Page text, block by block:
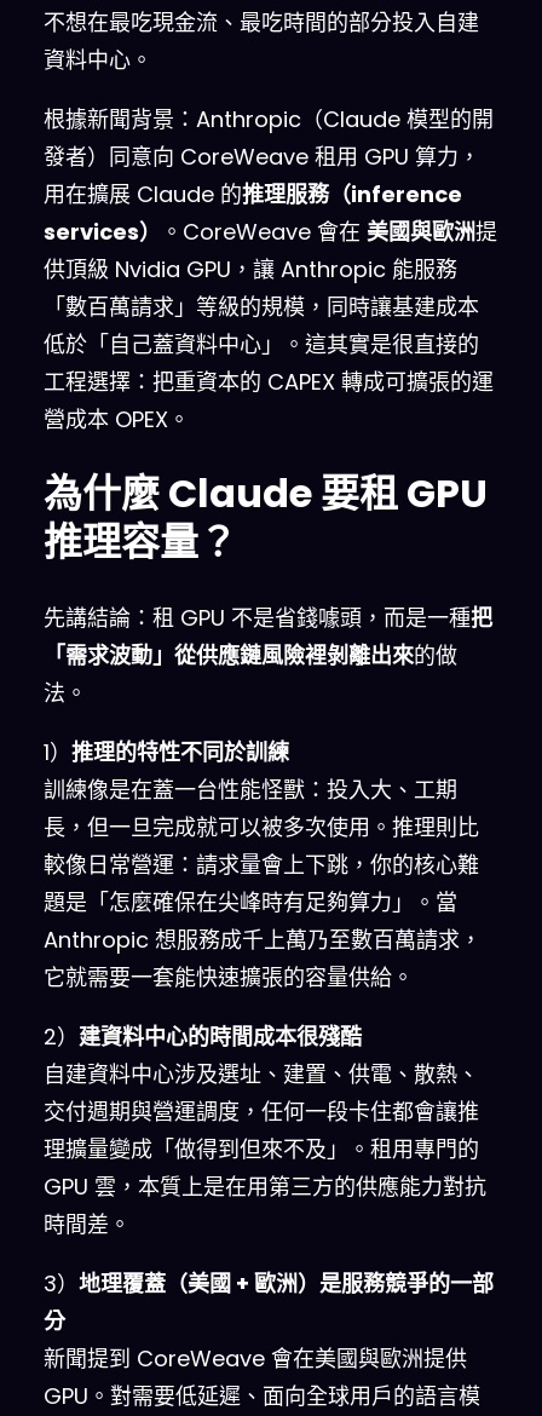
不想在最吃現金流、最吃時間的部分投入自建
資料中心。
根據新聞背景：Anthropic（Claude 模型的開
發者）同意向 CoreWeave 租用 GPU 算力，
用在擴展 Claude 的推理服務（inference
services）
。CoreWeave 會在 美國與歐洲提
供頂級 Nvidia GPU，讓 Anthropic 能服務
「數百萬請求」等級的規模，同時讓基建成本
低於「自己蓋資料中心」。這其實是很直接的
工程選擇：把重資本的 CAPEX 轉成可擴張的運
營成本 OPEX。
為什麼 Claude 要租 GPU
推理容量？
先講結論：租 GPU 不是省錢噱頭，而是一種把
「需求波動」從供應鏈風險裡剝離出來的做
法。
1） 推理的特性不同於訓練
訓練像是在蓋一台性能怪獸：投入大、工期
長，但一旦完成就可以被多次使用。推理則比
較像日常營運：請求量會上下跳，你的核心難
題是「怎麼確保在尖峰時有足夠算力」。當
Anthropic 想服務成千上萬乃至數百萬請求，
它就需要一套能快速擴張的容量供給。
2） 建資料中心的時間成本很殘酷
自建資料中心涉及選址、建置、供電、散熱、
交付週期與營運調度，任何一段卡住都會讓推
理擴量變成「做得到但來不及」。租用專門的
GPU 雲，本質上是在用第三方的供應能力對抗
時間差。
3） 地理覆蓋（美國 + 歐洲）是服務競爭的一部
分
新聞提到 CoreWeave 會在美國與歐洲提供
GPU。對需要低延遲、面向全球用戶的語言模